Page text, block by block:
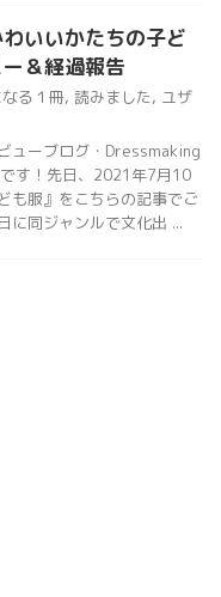
いいかたちの子ど
＆経過報告
る１冊, 読みました, ユザ
ューブログ・Dressmaking
す！先日、2021年7月10
も服』をこちらの記事でご
に同ジャンルで文化出 ...